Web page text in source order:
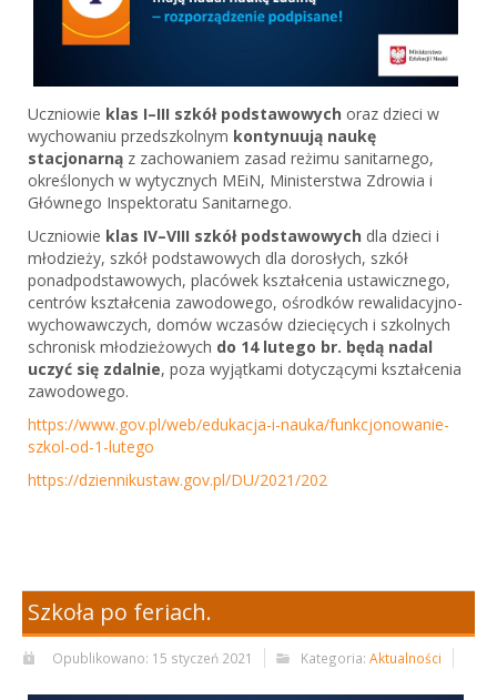
Uczniowie klas I–III szkół podstawowych oraz dzieci w
wychowaniu przedszkolnym kontynuują naukę
stacjonarną z zachowaniem zasad reżimu sanitarnego,
określonych w wytycznych MEiN, Ministerstwa Zdrowia i
Głównego Inspektoratu Sanitarnego.
Uczniowie klas IV–VIII szkół podstawowych dla dzieci i
młodzieży, szkół podstawowych dla dorosłych, szkół
ponadpodstawowych, placówek kształcenia ustawicznego,
centrów kształcenia zawodowego, ośrodków rewalidacyjno-
wychowawczych, domów wczasów dziecięcych i szkolnych
schronisk młodzieżowych do 14 lutego br. będą nadal
uczyć się zdalnie, poza wyjątkami dotyczącymi kształcenia
zawodowego.
https://www.gov.pl/web/edukacja-i-nauka/funkcjonowanie-
szkol-od-1-lutego
https://dziennikustaw.gov.pl/DU/2021/202
Szkoła po feriach.
Opublikowano: 15 styczeń 2021 Kategoria: Aktualności